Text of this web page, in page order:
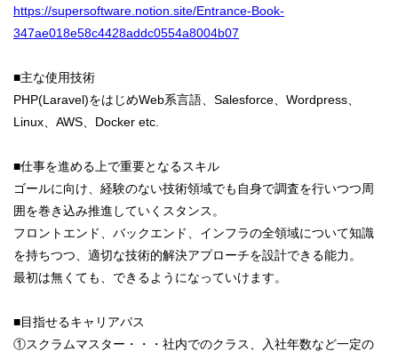
https://supersoftware.notion.site/Entrance-Book-
347ae018e58c4428addc0554a8004b07
■主な使用技術
PHP(Laravel)をはじめWeb系言語、Salesforce、Wordpress、
Linux、AWS、Docker etc.
■仕事を進める上で重要となるスキル
ゴールに向け、経験のない技術領域でも自身で調査を行いつつ周
囲を巻き込み推進していくスタンス。
フロントエンド、バックエンド、インフラの全領域について知識
を持ちつつ、適切な技術的解決アプローチを設計できる能力。
最初は無くても、できるようになっていけます。
■目指せるキャリアパス
①スクラムマスター・・・社内でのクラス、入社年数など一定の